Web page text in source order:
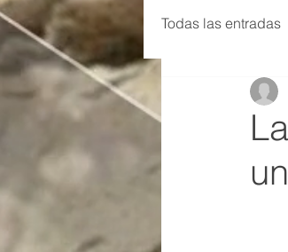
Todas las entradas